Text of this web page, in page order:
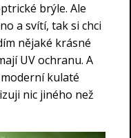
brýle. Ale
a svítí, tak si chci
nějaké krásné
UV ochranu. A
kulaté
nic jiného než